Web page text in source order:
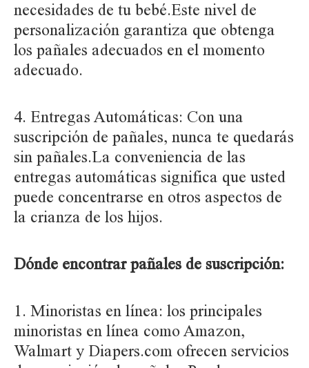
necesidades de tu bebé.Este nivel de
personalización garantiza que obtenga
los pañales adecuados en el momento
adecuado.
4. Entregas Automáticas: Con una
suscripción de pañales, nunca te quedarás
sin pañales.La conveniencia de las
entregas automáticas significa que usted
puede concentrarse en otros aspectos de
la crianza de los hijos.
Dónde encontrar pañales de suscripción:
1. Minoristas en línea: los principales
minoristas en línea como Amazon,
Walmart y Diapers.com ofrecen servicios